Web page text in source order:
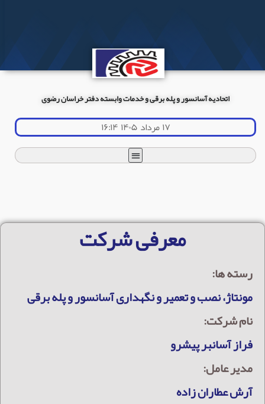
اتحادیه آسانسور و پله برقی و خدمات وابسته دفتر خراسان رضوی
۱۷ مرداد ۱۴۰۵ ۱۶:۱۴
معرفی شرکت
رسته ها:
مونتاژ، نصب و تعمیر و نگهداری آسانسور و پله برقی
نام شرکت:
فراز آسانبر پیشرو
مدیر عامل:
آرش عطاران زاده